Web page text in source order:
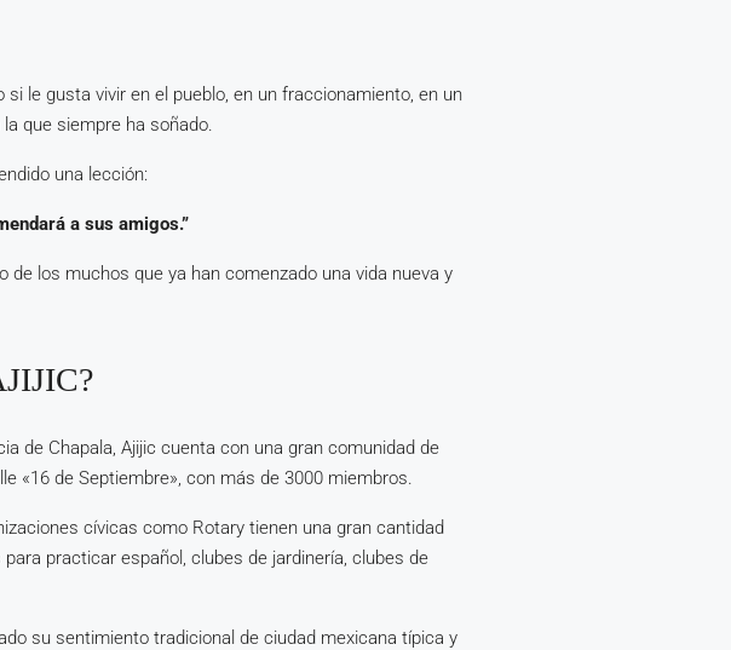
le gusta vivir en el pueblo, en un fraccionamiento, en un
que siempre ha soñado.
una lección:
a sus amigos.”
los muchos que ya han comenzado una vida nueva y
de Chapala, Ajijic cuenta con una gran comunidad de
«16 de Septiembre», con más de 3000 miembros.
cívicas como Rotary tienen una gran cantidad
practicar español, clubes de jardinería, clubes de
su sentimiento tradicional de ciudad mexicana típica y